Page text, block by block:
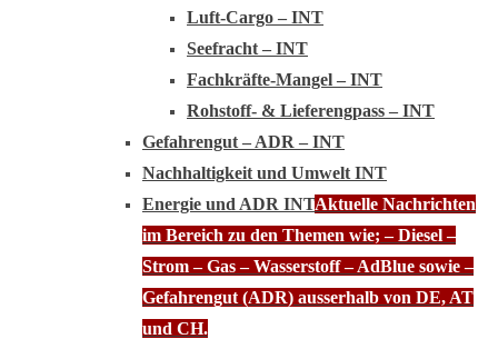
Luft-Cargo – INT
Seefracht – INT
Fachkräfte-Mangel – INT
Rohstoff- & Lieferengpass – INT
Gefahrengut – ADR – INT
Nachhaltigkeit und Umwelt INT
Energie und ADR INTAktuelle Nachrichten
im Bereich zu den Themen wie; – Diesel –
Strom – Gas – Wasserstoff – AdBlue sowie –
Gefahrengut (ADR) ausserhalb von DE, AT
und CH.